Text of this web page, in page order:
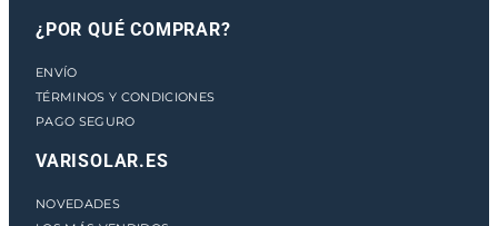
¿POR QUÉ COMPRAR?
ENVÍO
TÉRMINOS Y CONDICIONES
PAGO SEGURO
VARISOLAR.ES
NOVEDADES